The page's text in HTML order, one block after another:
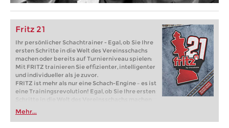
Fritz 21
Ihr persönlicher Schachtrainer - Egal, ob Sie Ihre
ersten Schritte in die Welt des Vereinsschachs
machen oder bereits auf Turnierniveau spielen:
Mit FRITZ trainieren Sie effizienter, intelligenter
und individueller als je zuvor.
FRITZ ist mehr als nur eine Schach-Engine – es ist
eine Trainingsrevolution! Egal, ob Sie Ihre ersten
Schritte in die Welt des Vereinsschachs machen
oder bereits auf Turnierniveau spielen: Mit
FRITZ trainieren Sie effizienter, intelligenter und
individueller als je zuvor.
Mehr...